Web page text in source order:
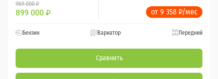
969 000 ₽
899 000 ₽ от 9 358 ₽/мес
Бензин Вариатор Передний
Сравнить